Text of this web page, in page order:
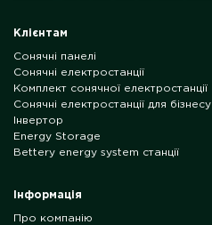
Клієнтам
Сонячні панелі
Сонячні електростанції
Комплект сонячної електростанції
Сонячні електростанції для бізнесу
Інвертор
Energy Storage
Bettery energy system станції
Інформація
Про компанію